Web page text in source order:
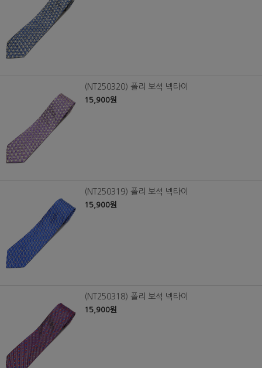
(NT250320) 폴리 보석 넥타이
15,900원
(NT250319) 폴리 보석 넥타이
15,900원
(NT250318) 폴리 보석 넥타이
15,900원